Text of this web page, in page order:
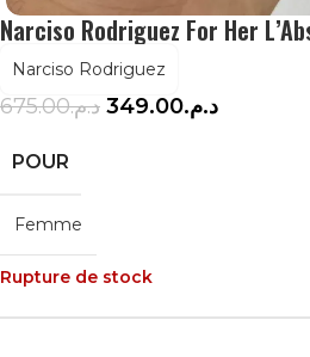
Narciso Rodriguez For Her
Narciso Rodriguez
د.م.675.00 د.م.349.00
POUR
Femme
Rupture de stock